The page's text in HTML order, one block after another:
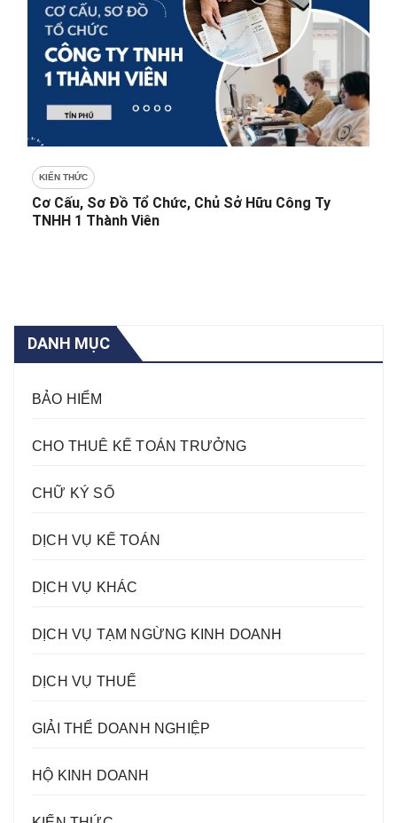
KIẾN THỨC
Cơ Cấu, Sơ Đồ Tổ Chức, Chủ Sở Hữu Công Ty
TNHH 1 Thành Viên
DANH MỤC
BẢO HIỂM
CHO THUÊ KẾ TOÁN TRƯỞNG
CHỮ KÝ SỐ
DỊCH VỤ KẾ TOÁN
DỊCH VỤ KHÁC
DỊCH VỤ TẠM NGỪNG KINH DOANH
DỊCH VỤ THUẾ
GIẢI THỂ DOANH NGHIỆP
HỘ KINH DOANH